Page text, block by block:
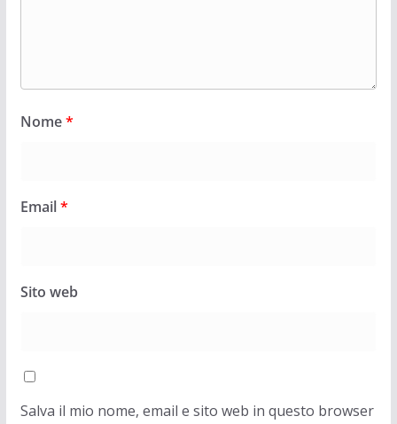
Nome*
Email*
Sito web
Salva il mio nome, email e sito web in questo browser